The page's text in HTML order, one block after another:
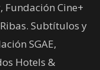
Cine+
Subtítulos y
SGAE,
Hotels &